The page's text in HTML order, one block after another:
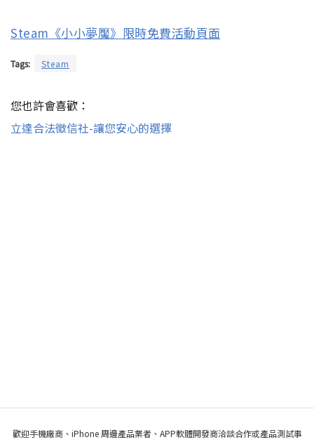
Steam《小小夢魘》限時免費活動頁面
Tags: Steam
您也許會喜歡：
立達合法徵信社-讓您安心的選擇
歡迎手機廠商、iPhone 周邊產品業者、APP軟體開發商洽談合作或產品測試事